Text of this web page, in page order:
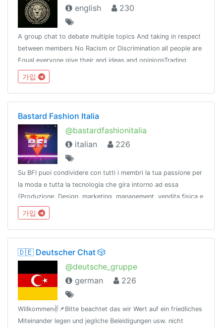
english
230
A group chat to debate multiple topics And taking in respect
between members No Racism or Discrimination all people are
Equal everyone give their and ideas and opinionsTrading,
bitcoin or products advertising not allowed is not an
advertisement group
가입
Bastard Fashion Italia
@bastardfashionitalia
italian
226
Su BFI puoi condividere con tutti i membri la tua passione per
la moda e tutta la tecnologia che gira intorno ad essa
(Produzione, Design, marketing, management, vendita fisica e
online)regole: https://pastebin.com/raw/vU3jKQcS
가입
🇩🇪 Deutscher Chat 🎲
@deutsche_gruppe
german
226
Willkommen✌️📌Bitte beachtet das wir Wert auf ein friedliches
Miteinander legen und jegliche Beleidigungen usw. nicht